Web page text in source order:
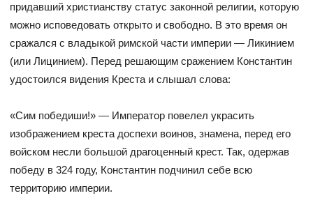
придавший христианству статус законной религии, которую
можно исповедовать открыто и свободно. В это время он
сражался с владыкой римской части империи — Ликинием
(или Лицинием). Перед решающим сражением Константин
удостоился видения Креста и слышал слова:
«Сим победиши!» — Император повелел украсить
изображением креста доспехи воинов, знамена, перед его
войском несли большой драгоценный крест. Так, одержав
победу в 324 году, Константин подчинил себе всю
территорию империи.